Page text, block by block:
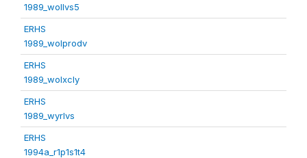
1989_wollvs5
ERHS
1989_wolprodv
ERHS
1989_wolxcly
ERHS
1989_wyrlvs
ERHS
1994a_r1p1s1t4